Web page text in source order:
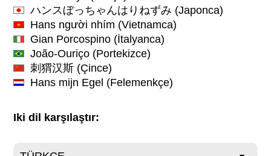
ハンスぼっちゃんはりねずみ (Japonca)
Hans người nhím (Vietnamca)
Gian Porcospino (İtalyanca)
João-Ouriço (Portekizce)
刺猬汉斯 (Çince)
Hans mijn Egel (Felemenkçe)
Iki dil karşılaştır: